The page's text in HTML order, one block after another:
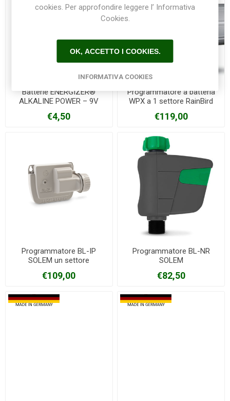
Batterie ENERGIZER®
ALKALINE POWER – 9V
€4,50
Programmatore a batteria
WPX a 1 settore RainBird
€119,00
Programmatore BL-IP
SOLEM un settore
€109,00
Programmatore BL-NR
SOLEM
€82,50
cookies. Per approfondire leggere l’ Informativa
Cookies.
OK, ACCETTO I COOKIES.
INFORMATIVA COOKIES